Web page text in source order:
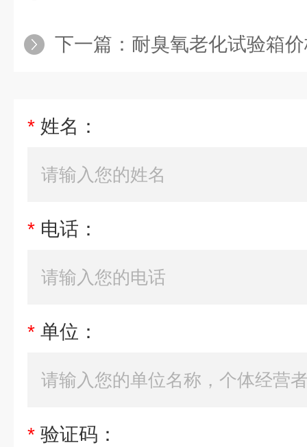
下一篇： 耐臭氧老化试验箱
* 姓名：
* 电话：
* 单位：
* 验证码：